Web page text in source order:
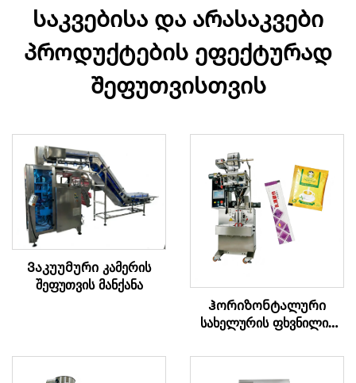
საკვებისა და არასაკვები
პროდუქტების ეფექტურად
შეფუთვისთვის
Ვაკუუმური კამერის
შეფუთვის მანქანა
Ჰორიზონტალური
სახელურის ფხვნილის